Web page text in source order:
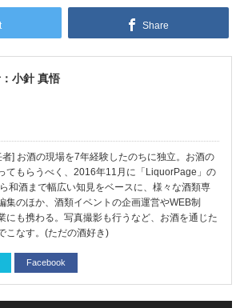
Share
小針 真悟
] お酒の現場を7年経験したのちに独立。お酒の
てもらうべく、2016年11月に「LiquorPage」の
和酒まで幅広い知見をベースに、様々な酒類専
集のほか、酒類イベントの企画運営やWEB制
にも携わる。写真撮影も行うなど、お酒を通じた
こなす。(ただの酒好き)
Facebook